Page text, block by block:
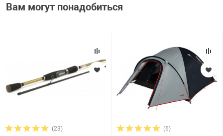
Вам могут понадобиться
(23) (6)